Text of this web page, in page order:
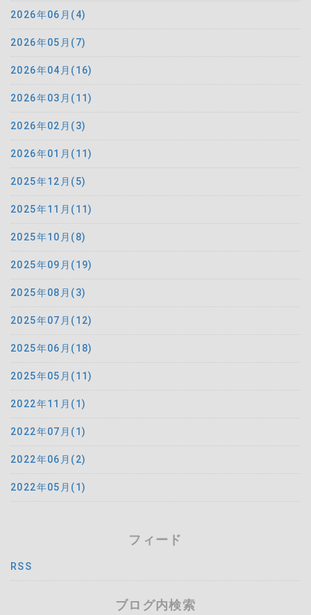
2026年06月(4)
2026年05月(7)
2026年04月(16)
2026年03月(11)
2026年02月(3)
2026年01月(11)
2025年12月(5)
2025年11月(11)
2025年10月(8)
2025年09月(19)
2025年08月(3)
2025年07月(12)
2025年06月(18)
2025年05月(11)
2022年11月(1)
2022年07月(1)
2022年06月(2)
2022年05月(1)
フィード
RSS
ブログ内検索